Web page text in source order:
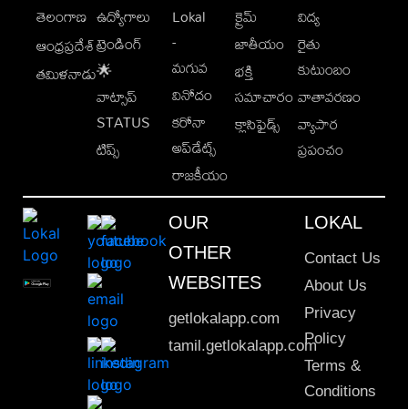
తెలంగాణ
ఆంధ్రప్రదేశ్
తమిళనాడు
ఉద్యోగాలు
ట్రెండింగ్
🌟
వాట్సాప్
STATUS
టిప్స్
Lokal
-
మగువ
వినోదం
కరోనా
అప్‌డేట్స్
రాజకీయం
క్రైమ్
జాతీయం
భక్తి
సమాచారం
క్లాసిఫైడ్స్
విద్య
రైతు
కుటుంబం
వాతావరణం
వ్యాపార
ప్రపంచం
OUR
OTHER
WEBSITES
getlokalapp.com
tamil.getlokalapp.com
LOKAL
Contact Us
About Us
Privacy
Policy
Terms &
Conditions